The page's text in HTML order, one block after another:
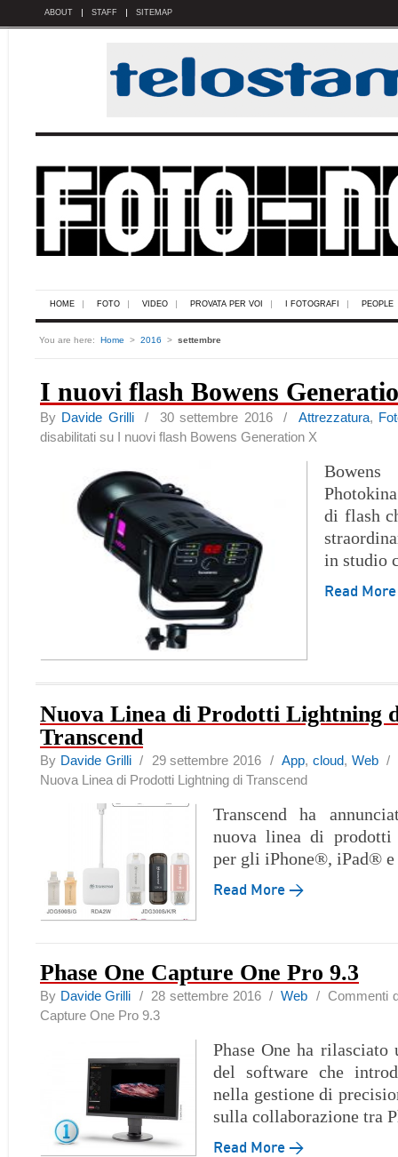
ABOUT STAFF SITEMAP
HOME FOTO VIDEO PROVATA PER VOI I FOTOGRAFI PEOPLE
You are here: Home > 2016 > settembre
I nuovi flash Bowens
By Davide Grilli/ 30 settembre 2016 /Attrezzatura,
disabilitati su I nuovi flash Bowens Generation X
di flash
in studio
Read
Nuova Linea di Prodotti Lightning
Transcend
By Davide Grilli/ 29 settembre 2016 / App, cloud, Web/
Nuova Linea di Prodotti Lightning di Transcend
Transcend ha
nuova linea di
per gli iPhone®, iPad®
Read More →
Phase One Capture One Pro 9.3
By Davide Grilli / 28 settembre 2016 /Web /Commenti
Capture One Pro 9.3
Phase One ha rilasciato
del software che
nella gestione di
sulla collaborazione tra
Read More →